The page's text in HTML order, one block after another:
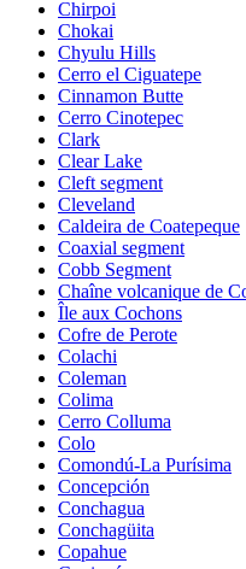
Chirpoi
Chokai
Chyulu Hills
Cerro el Ciguatepe
Cinnamon Butte
Cerro Cinotepec
Clark
Clear Lake
Cleft segment
Cleveland
Caldeira de Coatepeque
Coaxial segment
Cobb Segment
Chaîne volcanique de
Île aux Cochons
Cofre de Perote
Colachi
Coleman
Colima
Cerro Colluma
Colo
Comondú-La Purísima
Concepción
Conchagua
Conchagüita
Copahue